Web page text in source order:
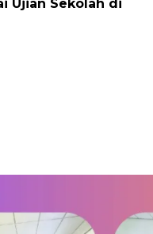
Ujian Sekolah di